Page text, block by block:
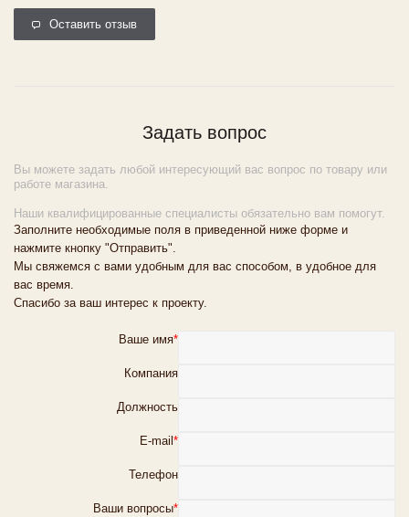
Оставить отзыв
Задать вопрос
Вы можете задать любой интересующий вас вопрос по товару или
работе магазина.
Наши квалифицированные специалисты обязательно вам помогут.
Заполните необходимые поля в приведенной ниже форме и
нажмите кнопку "Отправить".
Мы свяжемся с вами удобным для вас способом, в удобное для
вас время.
Спасибо за ваш интерес к проекту.
Ваше имя*
Компания
Должность
E-mail *
Телефон
Ваши вопросы*